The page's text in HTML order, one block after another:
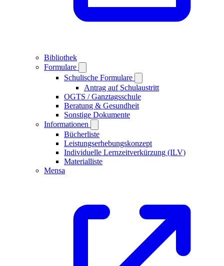
Bibliothek
Formulare
Schulische Formulare
Antrag auf Schulaustritt
OGTS / Ganztagsschule
Beratung & Gesundheit
Sonstige Dokumente
Informationen
Bücherliste
Leistungserhebungskonzept
Individuelle Lernzeitverkürzung (ILV)
Materialliste
Mensa